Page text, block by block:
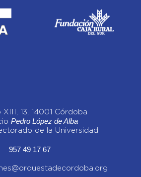
XIII, 13, 14001 Córdoba
Pedro López de Alba
de la Universidad
957 49 17 67